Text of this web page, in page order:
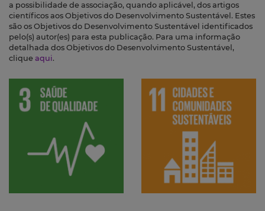
a possibilidade de associação, quando aplicável, dos artigos
científicos aos Objetivos do Desenvolvimento Sustentável. Estes
são os Objetivos do Desenvolvimento Sustentável identificados
pelo(s) autor(es) para esta publicação. Para uma informação
detalhada dos Objetivos do Desenvolvimento Sustentável,
clique aqui.